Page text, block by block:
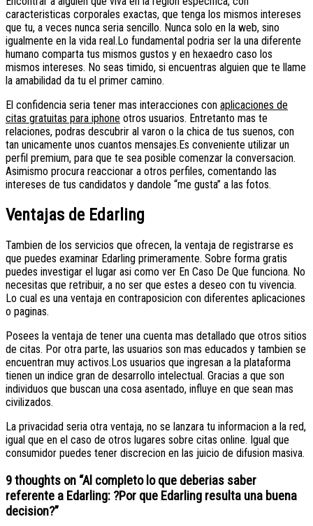
caracteristicas corporales exactas, que tenga los mismos intereses
que tu, a veces nunca seri­a sencillo. Nunca solo en la web, sino
igualmente en la vida real.Lo fundamental podri­a ser la una diferente
humano comparta tus mismos gustos y en hexaedro caso los
mismos intereses. No seas timido, si encuentras alguien que te llame
la amabilidad da tu el primer camino.
El confidencia seri­a tener mas interacciones con aplicaciones de
citas gratuitas para iphone otros usuarios. Entretanto mas te
relaciones, podras descubrir al varon o la chica de tus suenos, con
tan unicamente unos cuantos mensajes.Es conveniente utilizar un
perfil premium, para que te sea posible comenzar la conversacion.
Asimismo procura reaccionar a otros perfiles, comentando las
intereses de tus candidatos y dandole “me gusta” a las fotos.
Ventajas de Edarling
Tambien de los servicios que ofrecen, la ventaja de registrarse es
que puedes examinar Edarling primeramente. Sobre forma gratis
puedes investigar el lugar asi­ como ver En Caso De Que funciona. No
necesitas que retribuir, a no ser que estes a deseo con tu vivencia.
Lo cual es una ventaja en contraposicion con diferentes aplicaciones
o paginas.
Posees la ventaja de tener una cuenta mas detallado que otros sitios
de citas. Por otra parte, las usuarios son mas educados y tambien se
encuentran muy activos.Los usuarios que ingresan a la plataforma
tienen un indice gran de desarrollo intelectual. Gracias a que son
individuos que buscan una cosa asentado, influye en que sean mas
civilizados.
La privacidad seri­a otra ventaja, no se lanzara tu informacion a la red,
igual que en el caso de otros lugares sobre citas online. Igual que
consumidor puedes tener discrecion en las juicio de difusion masiva.
9 thoughts on “Al completo lo que deberias saber
referente a Edarling: ?Por que Edarling resulta una buena
decision?”